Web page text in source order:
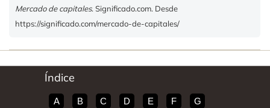
Mercado de capitales. Significado.com. Desde
https://significado.com/mercado-de-capitales/
Índice
A B C D E F G